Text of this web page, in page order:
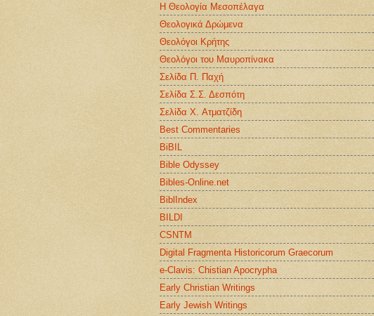
Η Θεολογία Μεσοπέλαγα
Θεολογικά Δρώμενα
Θεολόγοι Κρήτης
Θεολόγοι του Μαυροπίνακα
Σελίδα Π. Παχή
Σελίδα Σ.Σ. Δεσπότη
Σελίδα X. Ατματζίδη
Best Commentaries
BiBIL
Bible Odyssey
Bibles-Online.net
BiblIndex
BILDI
CSNTM
Digital Fragmenta Historicorum Graecorum
e-Clavis: Chistian Apocrypha
Early Christian Writings
Early Jewish Writings